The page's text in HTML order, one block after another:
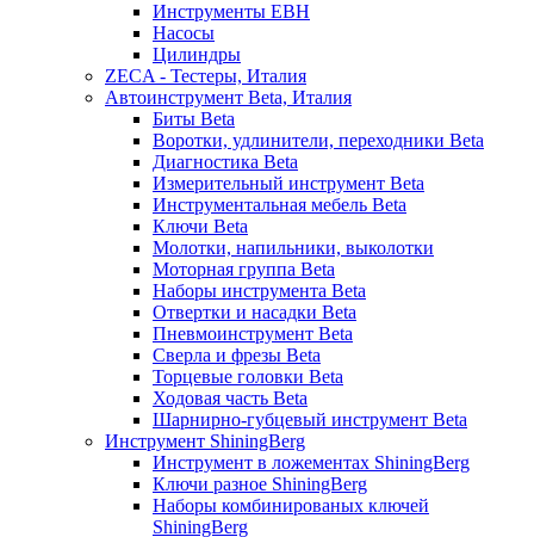
Инструменты EBH
Насосы
Цилиндры
ZECA - Тестеры, Италия
Автоинструмент Beta, Италия
Биты Beta
Воротки, удлинители, переходники Beta
Диагностика Beta
Измерительный инструмент Beta
Инструментальная мебель Beta
Ключи Beta
Молотки, напильники, выколотки
Моторная группа Beta
Наборы инструмента Beta
Отвертки и насадки Beta
Пневмоинструмент Beta
Сверла и фрезы Beta
Торцевые головки Beta
Ходовая часть Beta
Шарнирно-губцевый инструмент Beta
Инструмент ShiningBerg
Инструмент в ложементах ShiningBerg
Ключи разное ShiningBerg
Наборы комбинированых ключей
ShiningBerg